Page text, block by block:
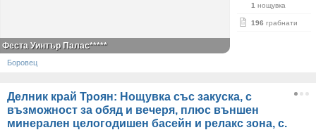
1 нощувка
196 грабнати
Феста Уинтър Палас*****
Боровец
Делник край Троян: Нощувка със закуска, с
възможност за обяд и вечеря, плюс външен
минерален целогодишен басейн и релакс зона, с.